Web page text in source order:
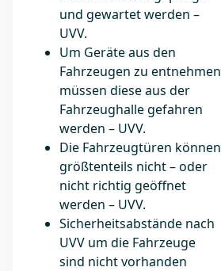
und gewartet werden –
UVV.
Um Geräte aus den
Fahrzeugen zu entnehmen
müssen diese aus der
Fahrzeughalle gefahren
werden – UVV.
Die Fahrzeugtüren können
größtenteils nicht – oder
nicht richtig geöffnet
werden – UVV.
Sicherheitsabstände nach
UVV um die Fahrzeuge
sind nicht vorhanden